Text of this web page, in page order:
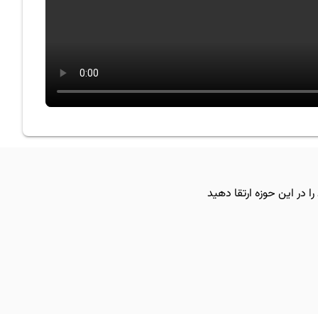
در این حوزه ارتقا دهید